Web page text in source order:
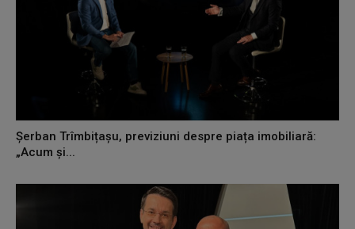
Șerban Trîmbițașu, previziuni despre piața imobiliară:
„Acum și...